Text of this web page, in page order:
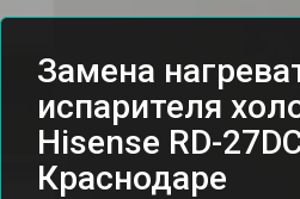
Замена
испарителя
Hisense RD-
Краснодаре